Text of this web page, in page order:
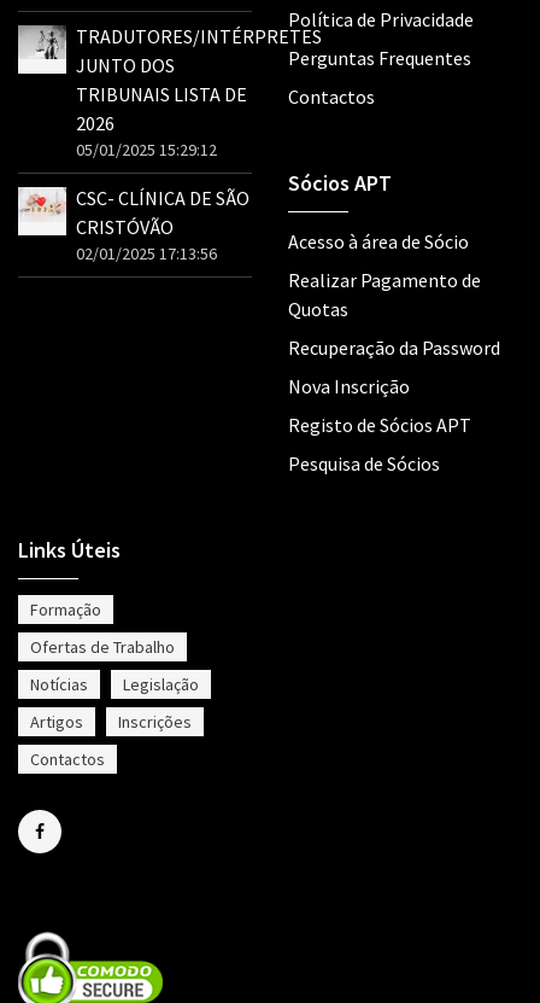
TRADUTORES/INTÉRPRETES
JUNTO DOS
TRIBUNAIS LISTA DE
2026
05/01/2025 15:29:12
CSC- CLÍNICA DE SÃO
CRISTÓVÃO
02/01/2025 17:13:56
Política de Privacidade
Perguntas Frequentes
Contactos
Sócios APT
Acesso à área de Sócio
Realizar Pagamento de
Quotas
Recuperação da Password
Nova Inscrição
Registo de Sócios APT
Pesquisa de Sócios
Links Úteis
Formação
Ofertas de Trabalho
Notícias
Legislação
Artigos
Inscrições
Contactos